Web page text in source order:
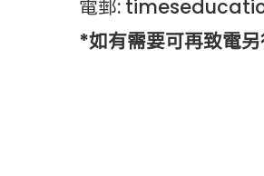
電郵:
*如有需要可再致電